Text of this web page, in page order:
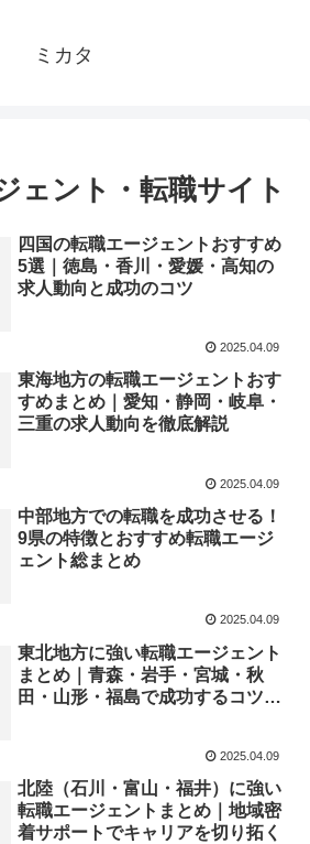
ミカタ
ェント・転職サイト
四国の転職エージェントおすすめ
5選｜徳島・香川・愛媛・高知の
求人動向と成功のコツ
2025.04.09
東海地方の転職エージェントおす
すめまとめ｜愛知・静岡・岐阜・
三重の求人動向を徹底解説
2025.04.09
中部地方での転職を成功させる！
9県の特徴とおすすめ転職エージ
ェント総まとめ
2025.04.09
東北地方に強い転職エージェント
まとめ｜青森・岩手・宮城・秋
田・山形・福島で成功するコツを
2025.04.09
北陸（石川・富山・福井）に強い
転職エージェントまとめ｜地域密
着サポートでキャリアを切り拓く